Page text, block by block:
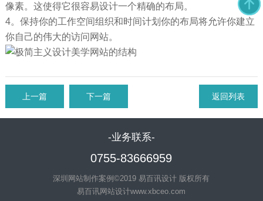
像素。这使得它很容易设计一个精确的布局。
4。保持你的工作空间组织和时间计划你的布局将允许你建立
你自己的伟大的访问网站。
上一篇 下一篇 返回列表
-业务联系-
0755-83666959
深圳网站制作案例©2019 易百讯设计 版权所有
易百讯网站设计www.xbceo.com